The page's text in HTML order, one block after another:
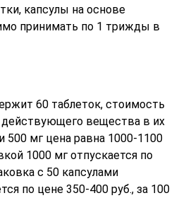
капсулы на основе
принимать по 1 трижды в
60 таблеток, стоимость
действующего вещества в их
500 мг цена равна 1000-1100
1000 мг отпускается по
с 50 капсулами
по цене 350-400 руб., за 100